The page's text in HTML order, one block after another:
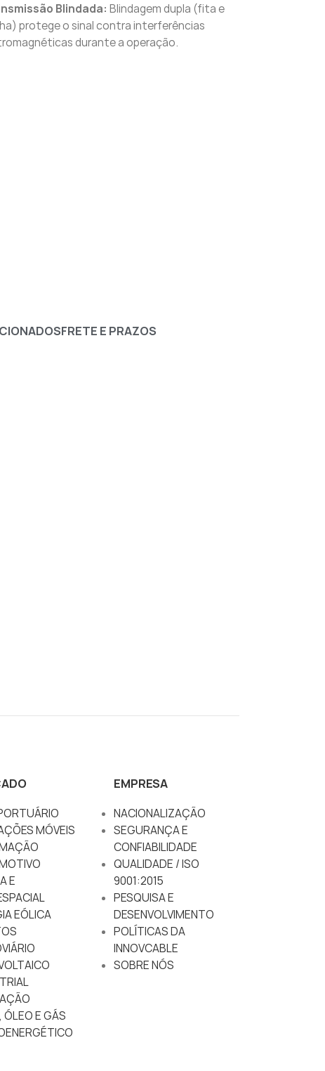
Blindada: Blindagem dupla (fita e
protege o sinal contra interferências
durante a operação.
FRETE E PRAZOS
MÓVEIS
E
EÓLICA
ÓLEO E GÁS
EMPRESA
NACIONALIZAÇÃO
SEGURANÇA E
CONFIABILIDADE
QUALIDADE / ISO
9001:2015
PESQUISA E
DESENVOLVIMENTO
POLÍTICAS DA
INNOVCABLE
SOBRE NÓS